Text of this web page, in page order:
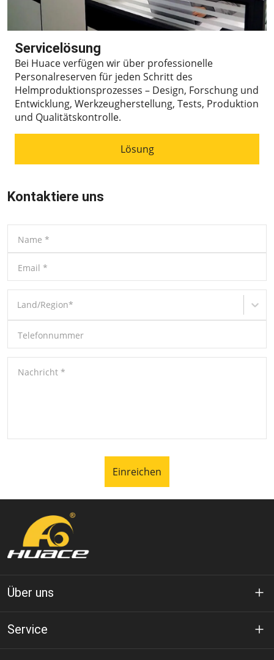
Servicelösung
Bei Huace verfügen wir über professionelle
Personalreserven für jeden Schritt des
Helmproduktionsprozesses – Design, Forschung und
Entwicklung, Werkzeugherstellung, Tests, Produktion
und Qualitätskontrolle.
Lösung
Kontaktiere uns
Name *
Email *
Land/Region*
Telefonnummer
Nachricht *
Einreichen
Über uns
Über Huace
Service